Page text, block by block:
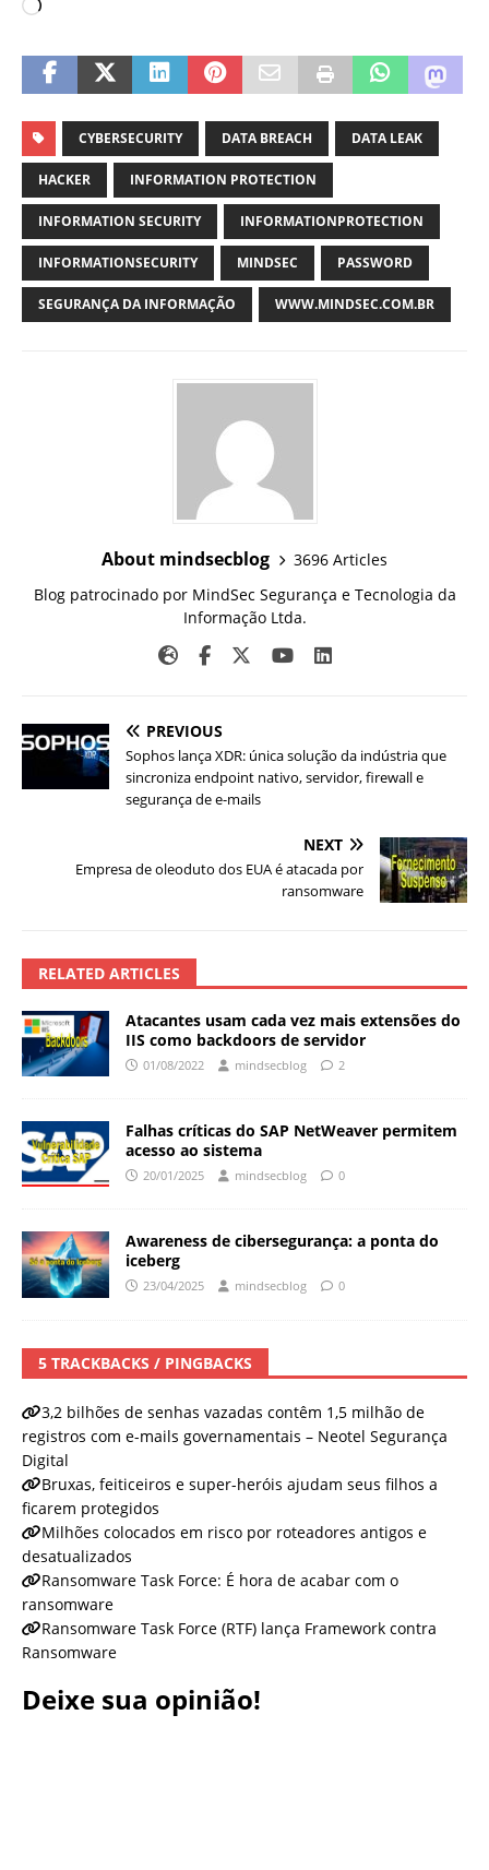
CYBERSECURITY DATA BREACH DATA LEAK
HACKER INFORMATION PROTECTION
INFORMATION SECURITY INFORMATIONPROTECTION
INFORMATIONSECURITY MINDSEC PASSWORD
SEGURANÇA DA INFORMAÇÃO WWW.MINDSEC.COM.BR
About mindsecblog
3696 Articles
Blog patrocinado por MindSec Segurança e Tecnologia da
Informação Ltda.
PREVIOUS
Sophos lança XDR: única solução da indústria que
sincroniza endpoint nativo, servidor, firewall e
segurança de e-mails
NEXT
Empresa de oleoduto dos EUA é atacada por
ransomware
RELATED ARTICLES
Atacantes usam cada vez mais extensões do
IIS como backdoors de servidor
01/08/2022 mindsecblog 2
Falhas críticas do SAP NetWeaver permitem
acesso ao sistema
20/01/2025 mindsecblog 0
Awareness de cibersegurança: a ponta do
iceberg
23/04/2025 mindsecblog 0
5 TRACKBACKS / PINGBACKS
3,2 bilhões de senhas vazadas contêm 1,5 milhão de
registros com e-mails governamentais – Neotel Segurança
Digital
Bruxas, feiticeiros e super-heróis ajudam seus filhos a
ficarem protegidos
Milhões colocados em risco por roteadores antigos e
desatualizados
Ransomware Task Force: É hora de acabar com o
ransomware
Ransomware Task Force (RTF) lança Framework contra
Ransomware
Deixe sua opinião!